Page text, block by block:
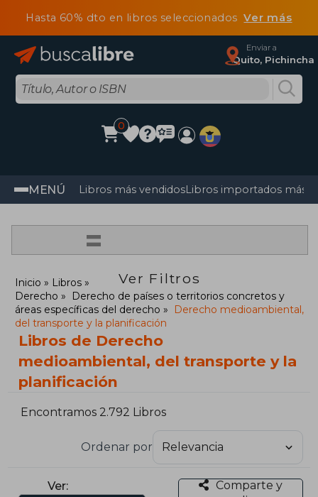
Hasta 60% dto en libros seleccionadosVer más
Enviar a
Quito, Pichincha
0
MENÚ Libros más vendidosLibros importados más
=
Ver Filtros
Inicio
Libros
Derecho
Derecho de países o territorios concretos y
áreas específicas del derecho
Derecho medioambiental,
del transporte y la planificación
Libros de Derecho
medioambiental, del transporte y la
planificación
Encontramos 2.792 Libros
Ordenar por
Ver:
Comparte y